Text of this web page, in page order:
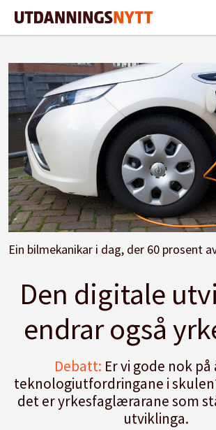
Ein bilmekanikar i dag, der 60 prosent av dei selde bilane er elektriske, er ein annan enn den som vart utdanna for
Den digitale
endrar også
Debatt: Er vi gode nok på
teknologiutfordringane i
det er yrkesfaglærarane som
utviklinga.